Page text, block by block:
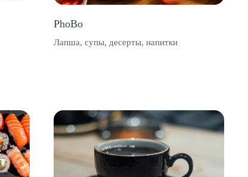
PhoBo
Лапша, супы, десерты, напитки